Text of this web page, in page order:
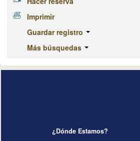
Imprimir
Guardar registro
Más búsquedas
¿Dónde Estamos?